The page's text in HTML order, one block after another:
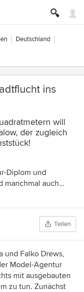
Deutschland
ins
will
der zugleich
Diplom und
manchmal auch
Teilen
und Falko Drews,
Model-Agentur
mit ausgebauten
zu tun. Zunächst